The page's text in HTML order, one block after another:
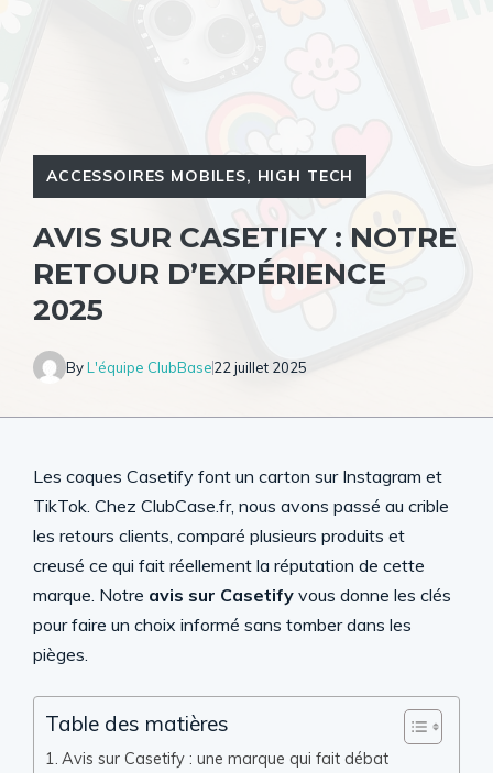
ACCESSOIRES MOBILES, HIGH TECH
AVIS SUR CASETIFY : NOTRE
RETOUR D’EXPÉRIENCE
2025
ByL'équipe ClubBase22 juillet 2025
Les coques Casetify font un carton sur Instagram et
TikTok. Chez ClubCase.fr, nous avons passé au crible
les retours clients, comparé plusieurs produits et
creusé ce qui fait réellement la réputation de cette
marque. Notre avis sur Casetify vous donne les clés
pour faire un choix informé sans tomber dans les
pièges.
Table des matières
Avis sur Casetify : une marque qui fait débat